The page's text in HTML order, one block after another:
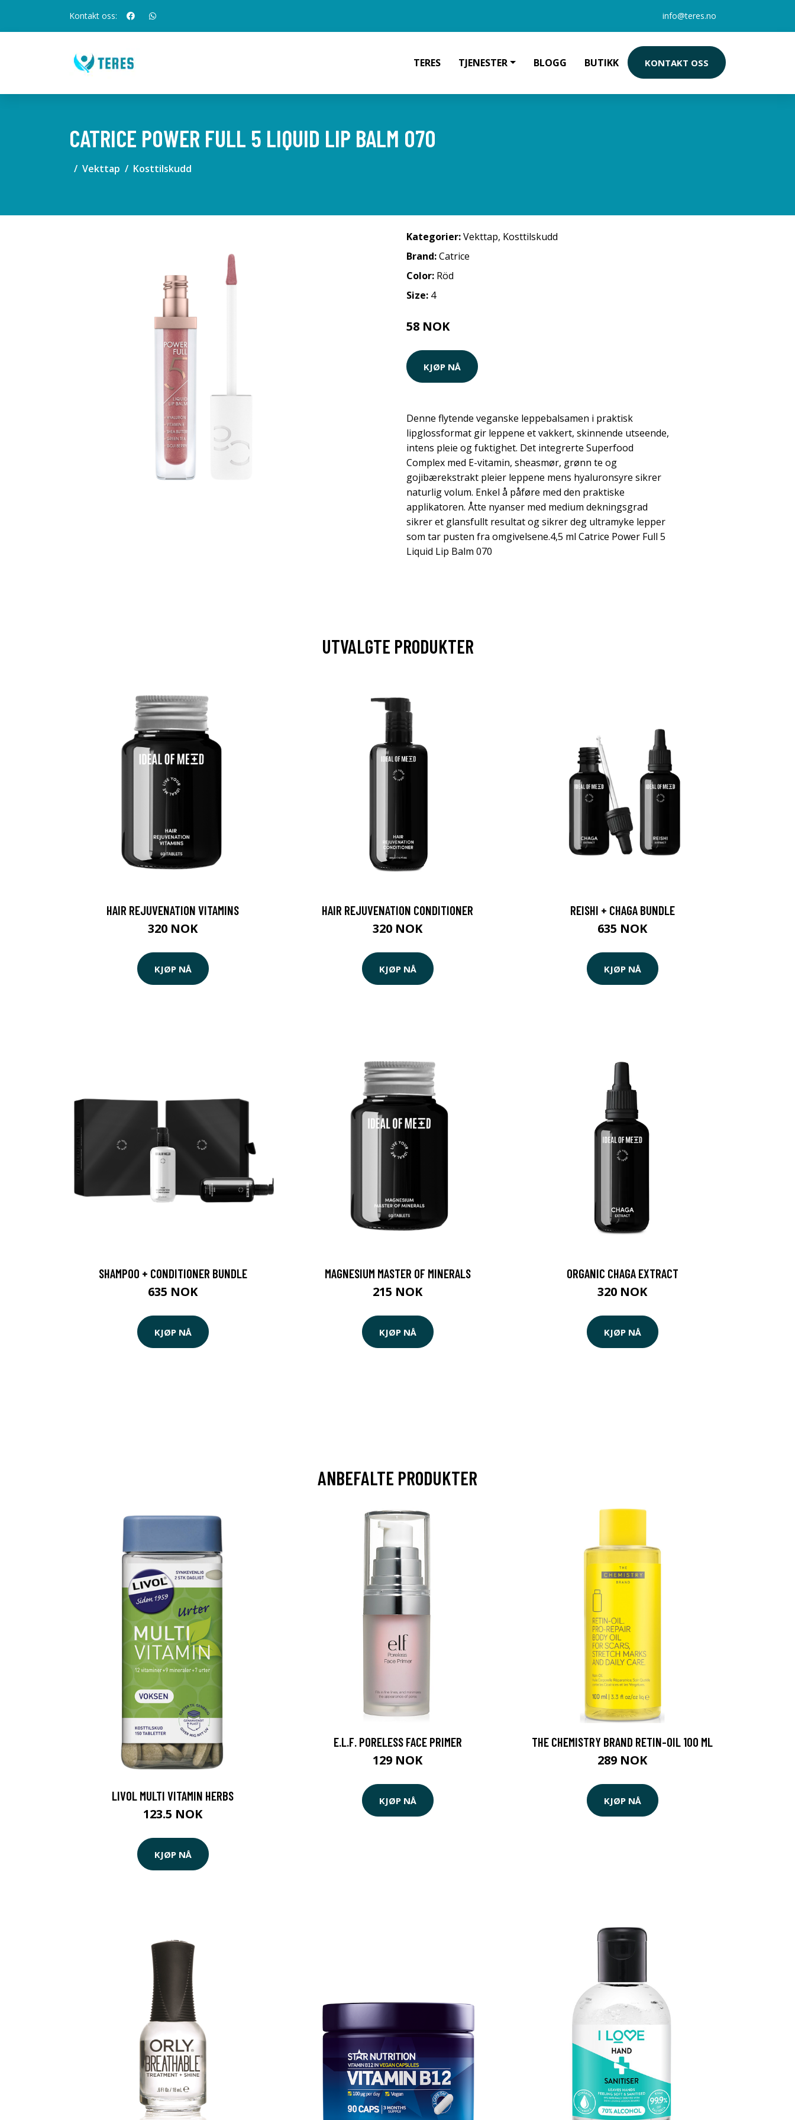
Kontakt oss: info@teres.no
TERES TJENESTER BLOGG BUTIKK KONTAKT OSS
CATRICE POWER FULL 5 LIQUID LIP BALM 070
Vekttap Kosttilskudd
Kategorier:Vekttap, Kosttilskudd
Brand:Catrice
Color: Röd
Size: 4
58 NOK
KJØP NÅ
Denne flytende veganske leppebalsamen i praktisk
lipglossformat gir leppene et vakkert, skinnende utseende,
intens pleie og fuktighet. Det integrerte Superfood
Complex med E-vitamin, sheasmør, grønn te og
gojibærekstrakt pleier leppene mens hyaluronsyre sikrer
naturlig volum. Enkel å påføre med den praktiske
applikatoren. Åtte nyanser med medium dekningsgrad
sikrer et glansfullt resultat og sikrer deg ultramyke lepper
som tar pusten fra omgivelsene.4,5 ml Catrice Power Full 5
Liquid Lip Balm 070
UTVALGTE PRODUKTER
HAIR REJUVENATION VITAMINS
320 NOK
KJØP NÅ
HAIR REJUVENATION CONDITIONER
320 NOK
KJØP NÅ
REISHI + CHAGA BUNDLE
635 NOK
KJØP NÅ
SHAMPOO + CONDITIONER BUNDLE
635 NOK
KJØP NÅ
MAGNESIUM MASTER OF MINERALS
215 NOK
KJØP NÅ
ORGANIC CHAGA EXTRACT
320 NOK
KJØP NÅ
ANBEFALTE PRODUKTER
LIVOL MULTI VITAMIN HERBS
123.5 NOK
KJØP NÅ
E.L.F. PORELESS FACE PRIMER
129 NOK
KJØP NÅ
THE CHEMISTRY BRAND RETIN-OIL 100 ML
289 NOK
KJØP NÅ